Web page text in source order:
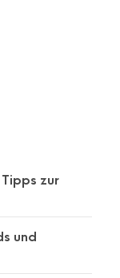
zur
und